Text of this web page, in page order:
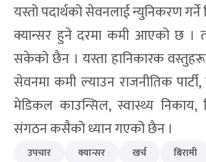
यस्तो पदार्थको सेवनलाई न्युनिकरण
क्यान्सर हुने दरमा कमी आएको छ । तर
सकेको छैन । यस्ता हानिकारक
सेवनमा कमी ल्याउन राजनीतिक पार्टी,
मेडिकल काउन्सिल, स्वास्थ्य
संगठन कसैको ध्यान गएको छैन ।
उपचार क्यान्सर खर्च बिरामी